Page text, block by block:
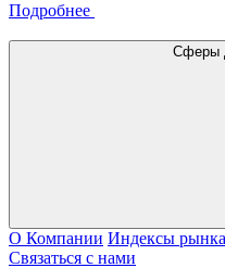
Подробнее
Сферы
О Компании Индексы рынка
Связаться с нами